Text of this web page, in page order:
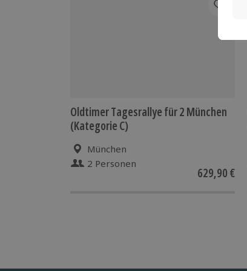
Oldtimer Tagesrallye für 2 München
(Kategorie C)
München
2 Personen
629,90 €